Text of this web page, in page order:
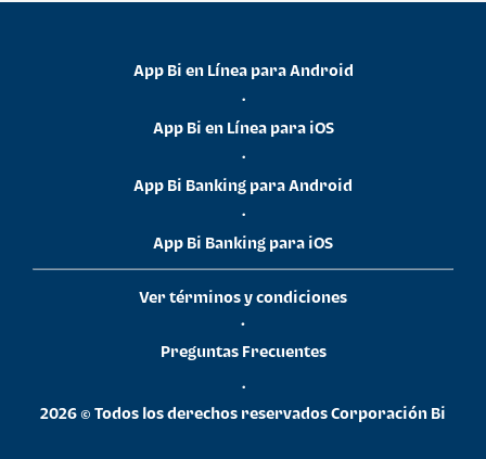
App Bi en Línea para Android
•
App Bi en Línea para iOS
•
App Bi Banking para Android
•
App Bi Banking para iOS
Ver términos y condiciones
•
Preguntas Frecuentes
•
2026 © Todos los derechos reservados Corporación Bi